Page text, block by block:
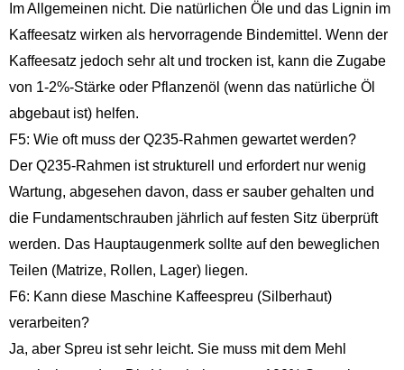
Im Allgemeinen nicht. Die natürlichen Öle und das Lignin im
Kaffeesatz wirken als hervorragende Bindemittel. Wenn der
Kaffeesatz jedoch sehr alt und trocken ist, kann die Zugabe
von 1-2%-Stärke oder Pflanzenöl (wenn das natürliche Öl
abgebaut ist) helfen.
F5: Wie oft muss der Q235-Rahmen gewartet werden?
Der Q235-Rahmen ist strukturell und erfordert nur wenig
Wartung, abgesehen davon, dass er sauber gehalten und
die Fundamentschrauben jährlich auf festen Sitz überprüft
werden. Das Hauptaugenmerk sollte auf den beweglichen
Teilen (Matrize, Rollen, Lager) liegen.
F6: Kann diese Maschine Kaffeespreu (Silberhaut)
verarbeiten?
Ja, aber Spreu ist sehr leicht. Sie muss mit dem Mehl